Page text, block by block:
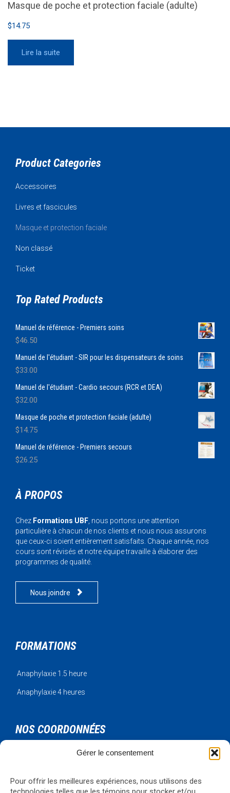
Gérer le consentement
Pour offrir les meilleures expériences, nous utilisons des
Masque de poche et protection faciale (adulte)
$14.75
Lire la suite
Product Categories
Accessoires
Livres et fascicules
Masque et protection faciale
Non classé
Ticket
Top Rated Products
Manuel de référence - Premiers soins
$46.50
Manuel de l'étudiant - SIR pour les dispensateurs de soins
$33.00
Manuel de l'étudiant - Cardio secours (RCR et DEA)
$32.00
Masque de poche et protection faciale (adulte)
$14.75
Manuel de référence - Premiers secours
$26.25
À PROPOS
Chez Formations UBF, nous portons une attention
particulière à chacun de nos clients et nous nous assurons
que ceux-ci soient entièrement satisfaits. Chaque année, nos
cours sont révisés et notre équipe travaille à élaborer des
programmes de qualité.
Nous joindre 
FORMATIONS
Anaphylaxie 1.5 heure
Anaphylaxie 4 heures
NOS COORDONNÉES
Urgence Bois-Francs Inc.
Téléphone: 819-330-4344